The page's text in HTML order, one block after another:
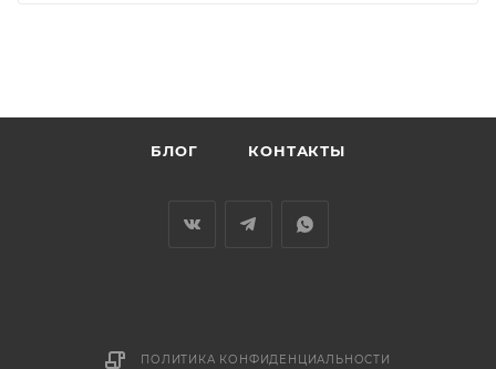
БЛОГ КОНТАКТЫ
ПОЛИТИКА КОНФИДЕНЦИАЛЬНОСТИ